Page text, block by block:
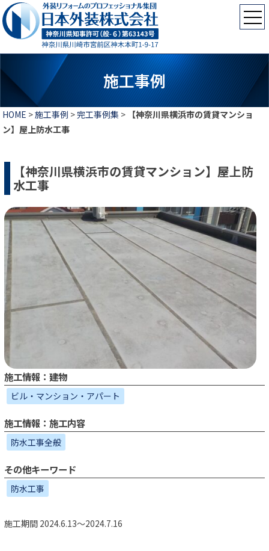
施工事例
HOME >施工事例 >完工事例集 > 【神奈川県横浜市の賃貸マンショ
ン】屋上防水工事
【神奈川県横浜市の賃貸マンション】屋上防
水工事
施工情報：建物
ビル・マンション・アパート
施工情報：施工内容
防水工事全般
その他キーワード
防水工事
施工期間 2024.6.13～2024.7.16